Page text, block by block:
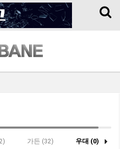
Toggle
가든 (32) 우대 (0)